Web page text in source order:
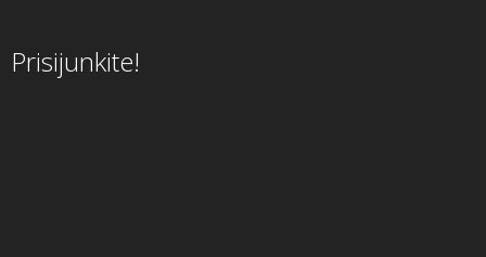
Prisijunkite!